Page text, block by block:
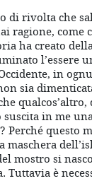
di rivolta che
ragione, come
ha creato
l’essere
in
sia
in me
Perché questo
maschera
mostro si
Tuttavia è